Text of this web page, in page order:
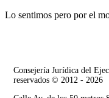
Lo sentimos pero por el
Consejería Jurídica del
reservados © 2012 - 2026